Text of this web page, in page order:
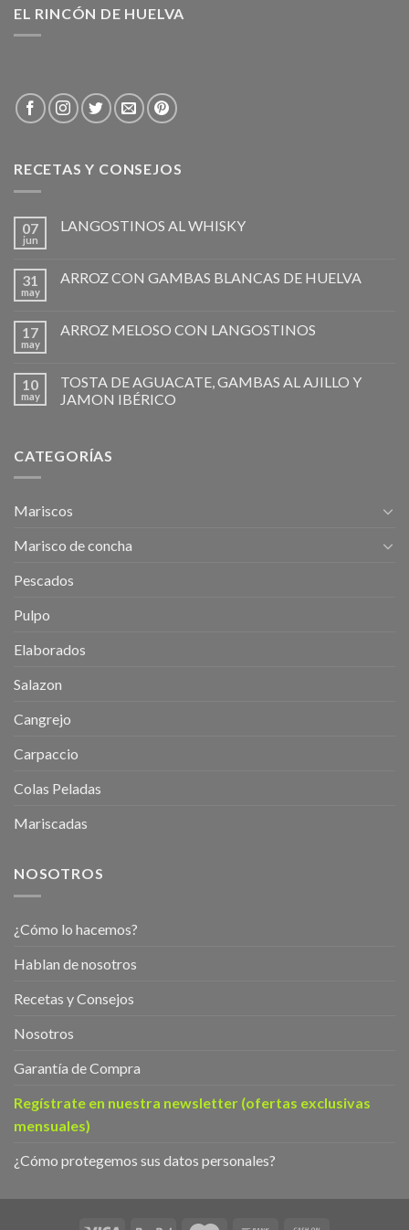
EL RINCÓN DE HUELVA
RECETAS Y CONSEJOS
07
jun
LANGOSTINOS AL WHISKY
31
may
ARROZ CON GAMBAS BLANCAS DE HUELVA
17
may
ARROZ MELOSO CON LANGOSTINOS
10
may
TOSTA DE AGUACATE, GAMBAS AL AJILLO Y
JAMON IBÉRICO
CATEGORÍAS
Mariscos
Marisco de concha
Pescados
Pulpo
Elaborados
Salazon
Cangrejo
Carpaccio
Colas Peladas
Mariscadas
NOSOTROS
¿Cómo lo hacemos?
Hablan de nosotros
Recetas y Consejos
Nosotros
Garantía de Compra
Regístrate en nuestra newsletter (ofertas exclusivas
mensuales)
¿Cómo protegemos sus datos personales?